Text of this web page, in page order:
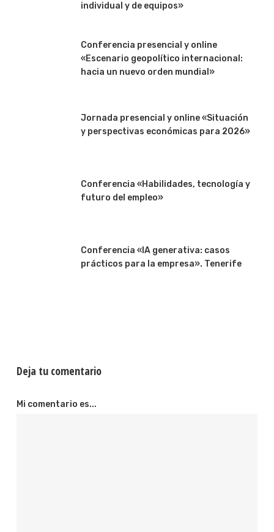
individual y de equipos»
Conferencia presencial y online
«Escenario geopolítico internacional:
hacia un nuevo orden mundial»
Jornada presencial y online «Situación
y perspectivas económicas para 2026»
Conferencia «Habilidades, tecnología y
futuro del empleo»
Conferencia «IA generativa: casos
prácticos para la empresa». Tenerife
Deja tu comentario
Mi comentario es...